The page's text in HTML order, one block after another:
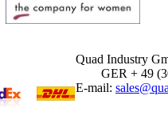
Quad Industry
GER + 49
E-mail: